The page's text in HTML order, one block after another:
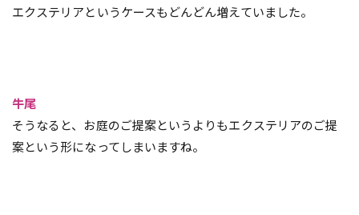
エクステリアというケースもどんどん増えていました。
牛尾
そうなると、お庭のご提案というよりもエクステリアのご提
案という形になってしまいますね。